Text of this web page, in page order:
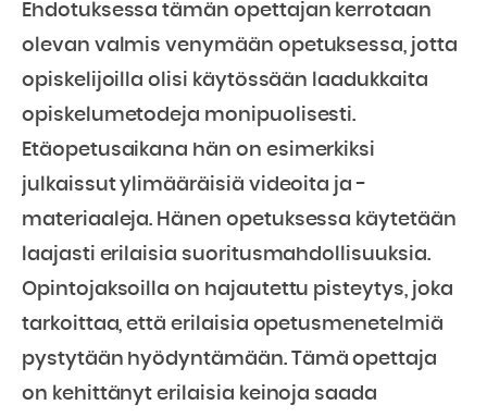
Ehdotuksessa tämän opettajan kerrotaan
olevan valmis venymään opetuksessa, jotta
opiskelijoilla olisi käytössään laadukkaita
opiskelumetodeja monipuolisesti.
Etäopetusaikana hän on esimerkiksi
julkaissut ylimääräisiä videoita ja -
materiaaleja. Hänen opetuksessa käytetään
laajasti erilaisia suoritusmahdollisuuksia.
Opintojaksoilla on hajautettu pisteytys, joka
tarkoittaa, että erilaisia opetusmenetelmiä
pystytään hyödyntämään. Tämä opettaja
on kehittänyt erilaisia keinoja saada